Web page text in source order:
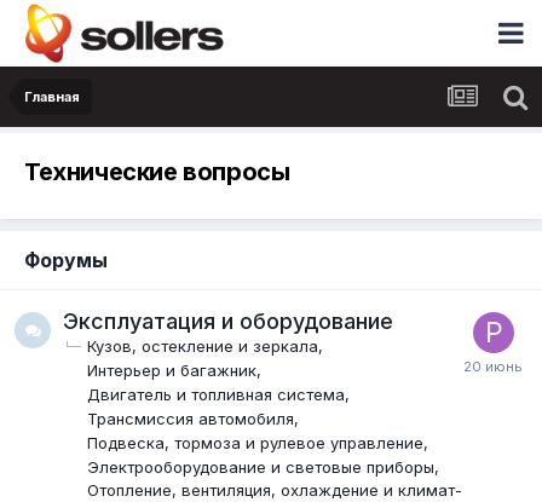
Главная
Технические вопросы
Форумы
Эксплуатация и оборудование
Кузов, остекление и зеркала
Интерьер и багажник
Двигатель и топливная система
Трансмиссия автомобиля
Подвеска, тормоза и рулевое управление
Электрооборудование и световые приборы
Отопление, вентиляция, охлаждение и климат-